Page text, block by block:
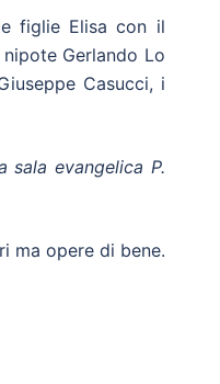
figlie Elisa con il
Gerlando Lo
Casucci, i
sala evangelica P.
ma opere di bene.